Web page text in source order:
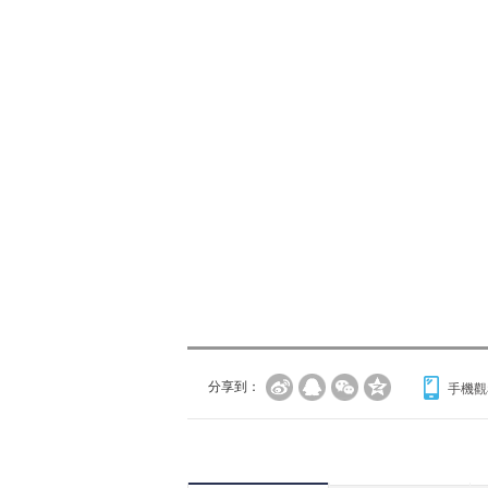
分享到： 手機